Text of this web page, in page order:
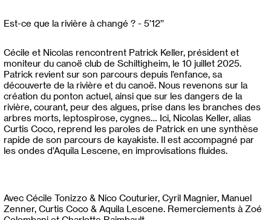
Est-ce que la rivière à changé ? - 5’12’’
Cécile et Nicolas rencontrent Patrick Keller, président et
moniteur du canoë club de Schiltigheim, le 10 juillet 2025.
Patrick revient sur son parcours depuis l’enfance, sa
découverte de la rivière et du canoë. Nous revenons sur la
création du ponton actuel, ainsi que sur les dangers de la
rivière, courant, peur des algues, prise dans les branches des
arbres morts, leptospirose, cygnes… Ici, Nicolas Keller, alias
Curtis Coco, reprend les paroles de Patrick en une synthèse
rapide de son parcours de kayakiste. Il est accompagné par
les ondes d’Aquila Lescene, en improvisations fluides.
Avec Cécile Tonizzo & Nico Couturier, Cyril Magnier, Manuel
Zenner, Curtis Coco & Aquila Lescene. Remerciements à Zoé